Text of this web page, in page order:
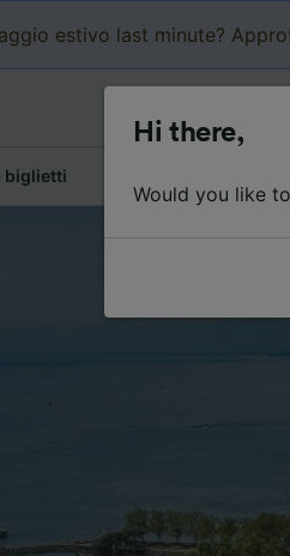
estivo last minute?
biglietti
Hi there,
Would you like